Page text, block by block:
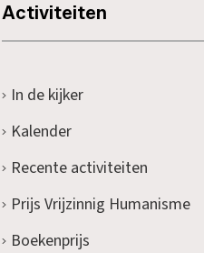
Activiteiten
In de kijker
Kalender
Recente activiteiten
Prijs Vrijzinnig Humanisme
Boekenprijs